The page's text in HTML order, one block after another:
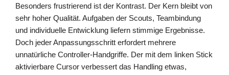
Besonders frustrierend ist der Kontrast. Der Kern bleibt von
sehr hoher Qualität. Aufgaben der Scouts, Teambindung
und individuelle Entwicklung liefern stimmige Ergebnisse.
Doch jeder Anpassungsschritt erfordert mehrere
unnatürliche Controller-Handgriffe. Der mit dem linken Stick
aktivierbare Cursor verbessert das Handling etwas,